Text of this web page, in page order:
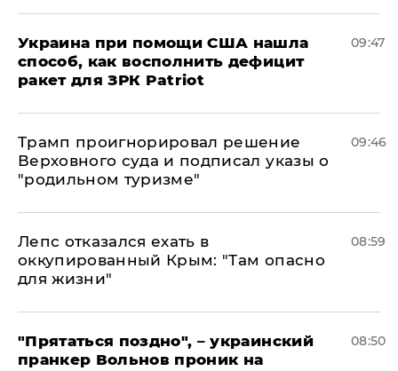
Украина при помощи США нашла
способ, как восполнить дефицит
ракет для ЗРК Patriot
09:47
Трамп проигнорировал решение
Верховного суда и подписал указы о
"родильном туризме"
09:46
Лепс отказался ехать в
оккупированный Крым: "Там опасно
для жизни"
08:59
"Прятаться поздно", – украинский
пранкер Вольнов проник на
08:50